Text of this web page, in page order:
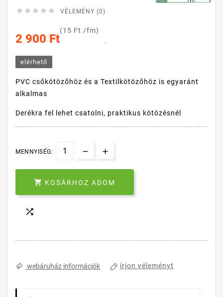
     VÉLEMÉNY (0)
2 900 Ft
(15 Ft /fm)
.
elérhető
PVC csőkötözőhöz és a Textilkötözőhöz is egyaránt
alkalmas
Derékra fel lehet csatolni, praktikus kötözésnél
MENNYISÉG:
 KOSÁRHOZ ADOM

webáruház információk írjon véleményt